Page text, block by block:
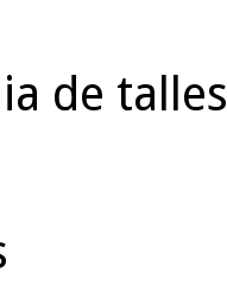
de talles